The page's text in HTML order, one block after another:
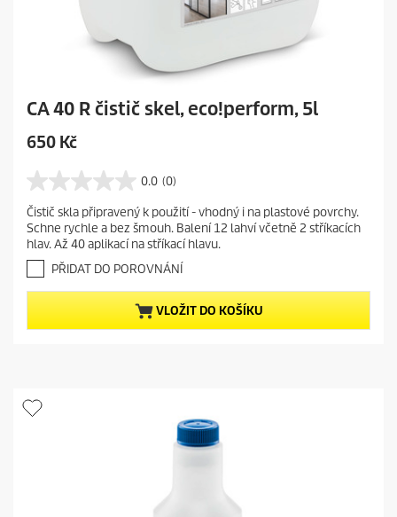
CA 40 R čistič skel, eco!perform, 5l
C
r
r
e
n
t
p
r
o
d
t
p
650 Kč
0.0 (0)
0
.
0
z
5
ě
z
d
k
.
Čistič skla připravený k použití - vhodný i na plastové povrchy.
Schne rychle a bez šmouh. Balení 12 lahví včetně 2 stříkacích
hlav. Až 40 aplikací na stříkací hlavu.
PŘIDAT DO POROVNÁNÍ
VLOŽIT DO KOŠÍKU